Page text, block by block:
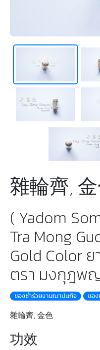
雜輪齊,
( Yadom
Tra Mong
Gold Color
ตรา มงกุฎพ
ของชําร่วยงานฌาปนกิจ ขอ
雜輪齊, 金色
功效